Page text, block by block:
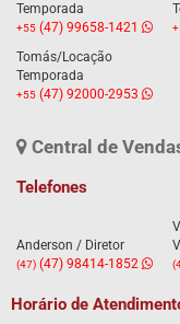
Temporada
+55 (47) 99658-1421
Tomás/Locação
Temporada
+55 (47) 92000-2953
Central de
Telefones
Anderson / Diretor
(47) (47) 98414-1852
Horário de